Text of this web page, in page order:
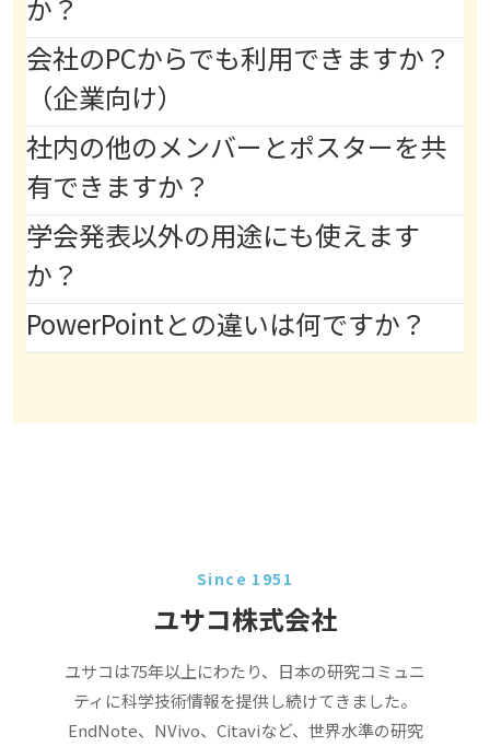
か？
会社のPCからでも利用できますか？
（企業向け）
社内の他のメンバーとポスターを共
有できますか？
学会発表以外の用途にも使えます
か？
PowerPointとの違いは何ですか？
Since 1951
ユサコ株式会社
ユサコは75年以上にわたり、日本の研究コミュニ
ティに科学技術情報を提供し続けてきました。
EndNote、NVivo、Citaviなど、世界水準の研究